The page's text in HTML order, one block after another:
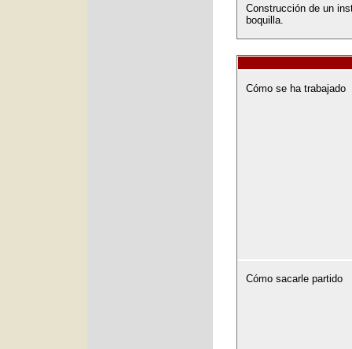
Construcción de un
boquilla.
Cómo se ha trabajado
Cómo sacarle partido